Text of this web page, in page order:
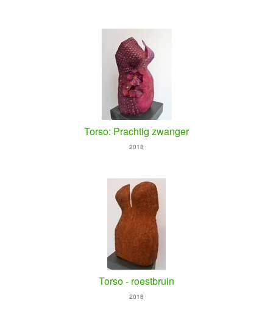
Torso: Prachtig zwanger
2018
Torso - roestbruin
2018